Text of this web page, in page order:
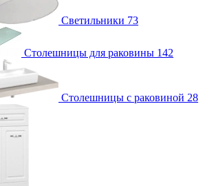
Светильники 73
Столешницы для раковины 142
Столешницы с раковиной 28